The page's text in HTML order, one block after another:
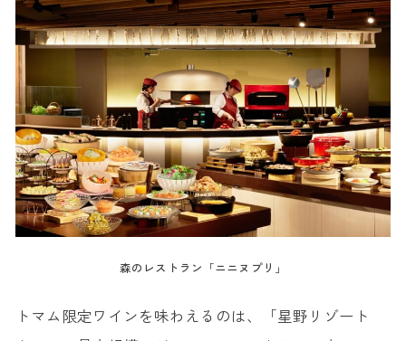
森のレストラン「ニニヌプリ」
トマム限定ワインを味わえるのは、「星野リゾート